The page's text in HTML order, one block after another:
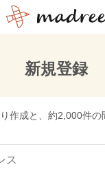
新規登録
作成と、約2,000件の